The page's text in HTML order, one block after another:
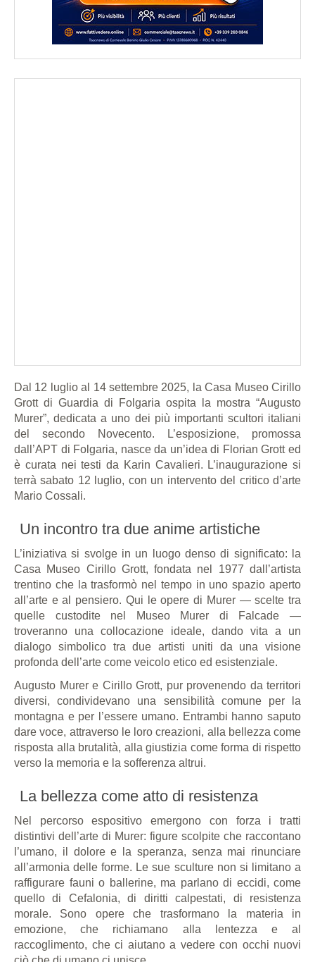
Dal 12 luglio al 14 settembre 2025, la Casa Museo Cirillo
Grott di Guardia di Folgaria ospita la mostra “Augusto
Murer”, dedicata a uno dei più importanti scultori italiani
del secondo Novecento. L’esposizione, promossa
dall’APT di Folgaria, nasce da un’idea di Florian Grott ed
è curata nei testi da Karin Cavalieri. L’inaugurazione si
terrà sabato 12 luglio, con un intervento del critico d’arte
Mario Cossali.
Un incontro tra due anime artistiche
L’iniziativa si svolge in un luogo denso di significato: la
Casa Museo Cirillo Grott, fondata nel 1977 dall’artista
trentino che la trasformò nel tempo in uno spazio aperto
all’arte e al pensiero. Qui le opere di Murer — scelte tra
quelle custodite nel Museo Murer di Falcade —
troveranno una collocazione ideale, dando vita a un
dialogo simbolico tra due artisti uniti da una visione
profonda dell’arte come veicolo etico ed esistenziale.
Augusto Murer e Cirillo Grott, pur provenendo da territori
diversi, condividevano una sensibilità comune per la
montagna e per l’essere umano. Entrambi hanno saputo
dare voce, attraverso le loro creazioni, alla bellezza come
risposta alla brutalità, alla giustizia come forma di rispetto
verso la memoria e la sofferenza altrui.
La bellezza come atto di resistenza
Nel percorso espositivo emergono con forza i tratti
distintivi dell’arte di Murer: figure scolpite che raccontano
l’umano, il dolore e la speranza, senza mai rinunciare
all’armonia delle forme. Le sue sculture non si limitano a
raffigurare fauni o ballerine, ma parlano di eccidi, come
quello di Cefalonia, di diritti calpestati, di resistenza
morale. Sono opere che trasformano la materia in
emozione, che richiamano alla lentezza e al
raccoglimento, che ci aiutano a vedere con occhi nuovi